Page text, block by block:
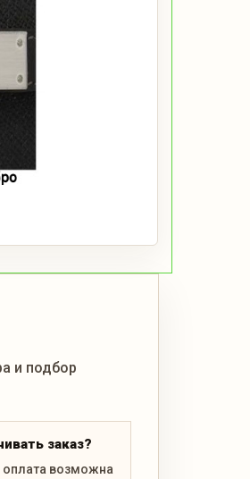
и подбор
заказ?
оплата возможна